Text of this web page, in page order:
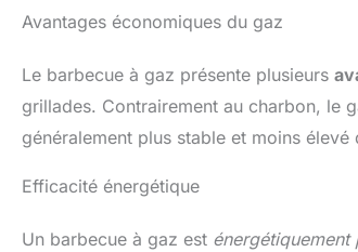
Avantages économiques du gaz
Le barbecue à gaz présente plusieurs
grillades. Contrairement au charbon, le
généralement plus stable et moins
Efficacité énergétique
Un barbecue à gaz est énergétiquement